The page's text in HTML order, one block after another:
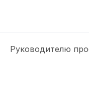
Руководителю